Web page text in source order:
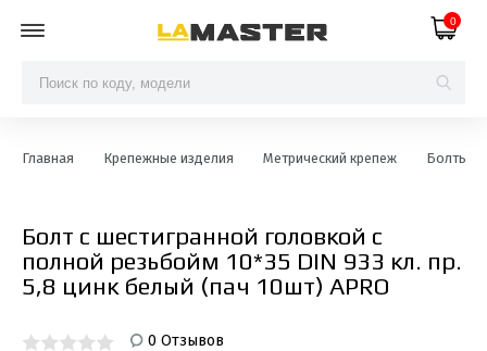
0
Главная Крепежные изделия Метрический крепеж Болты с
Болт с шестигранной головкой с
полной резьбойм 10*35 DIN 933 кл. пр.
5,8 цинк белый (пач 10шт) APRO
0 Отзывов